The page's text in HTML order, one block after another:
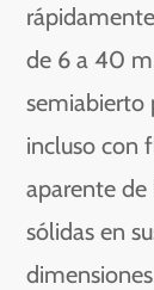
de 6 a 40
semiabierto
incluso con
aparente
sólidas en